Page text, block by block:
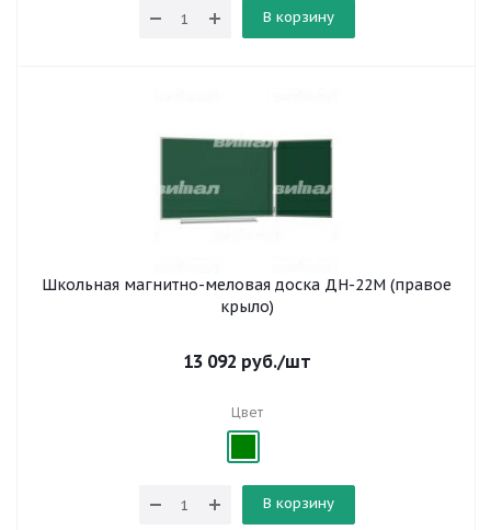
В корзину
Школьная магнитно-меловая доска ДН-22М (правое
крыло)
13 092 руб./шт
Цвет
В корзину